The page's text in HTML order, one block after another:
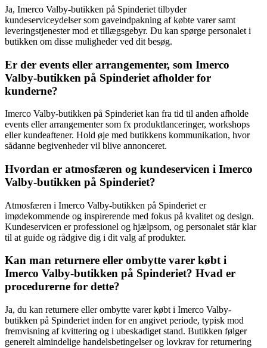
Ja, Imerco Valby-butikken på Spinderiet tilbyder
kundeserviceydelser som gaveindpakning af købte varer samt
leveringstjenester mod et tillægsgebyr. Du kan spørge personalet i
butikken om disse muligheder ved dit besøg.
Er der events eller arrangementer, som Imerco
Valby-butikken på Spinderiet afholder for
kunderne?
Imerco Valby-butikken på Spinderiet kan fra tid til anden afholde
events eller arrangementer som fx produktlanceringer, workshops
eller kundeaftener. Hold øje med butikkens kommunikation, hvor
sådanne begivenheder vil blive annonceret.
Hvordan er atmosfæren og kundeservicen i Imerco
Valby-butikken på Spinderiet?
Atmosfæren i Imerco Valby-butikken på Spinderiet er
imødekommende og inspirerende med fokus på kvalitet og design.
Kundeservicen er professionel og hjælpsom, og personalet står klar
til at guide og rådgive dig i dit valg af produkter.
Kan man returnere eller ombytte varer købt i
Imerco Valby-butikken på Spinderiet? Hvad er
procedurerne for dette?
Ja, du kan returnere eller ombytte varer købt i Imerco Valby-
butikken på Spinderiet inden for en angivet periode, typisk mod
fremvisning af kvittering og i ubeskadiget stand. Butikken følger
generelt almindelige handelsbetingelser og lovkrav for returnering